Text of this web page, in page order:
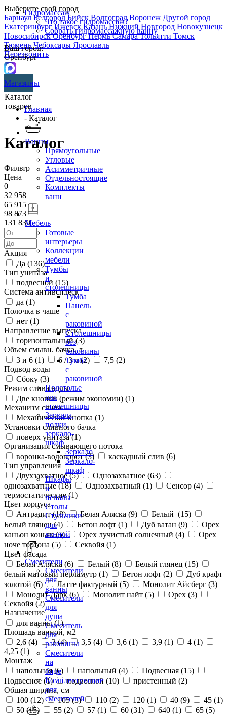
Выберите свой город
БарнаулБелгородБийск ВолгоградВоронеж Другой город
ЕкатеринбургИжевскКазаньНижний Новгород Новокузнецк
НовосибирскОренбургПермьСамараТольятти Томск
ТюменьЧебоксары Ярославль
Перезвонить
Гидромассаж
Что такое гидромассаж?
Собрать гидромассажную ванну
Ваш город:
Оренбург
Магазины
Каталог
товаров
Ванны
Прямоугольные
Угловые
Асимметричные
Отдельностоящие
Комплекты
ванн
Мебель
Готовые
интерьеры
Коллекции
мебели
Тумбы
и
столешницы
Тумба
Панель
с
раковиной
Столешницы
без
раковины
Тумба
с
раковиной
Подстолье
для
столешницы
Зеркала,
полки,
зеркало-
шкаф
Зеркало
Зеркало-
шкаф
Шкафы
и
пеналы
Столы
Стульчики
для
ванной
Смесители
Смесители
для
ванны
Смесители
для
душа
Смеситель
для
раковины
Смесители
на
биде
Комплектующие
для
смесителей
Главная
- Каталог
Каталог
Фильтр
Цена
0
32 958
65 915
98 873
131 830
Акция
Да (136)
Тип унитаза
подвесной (15)
Система антивсплеск
да (1)
Полочка в чаше
нет (1)
Направление выпуска
горизонтальный (3)
Объем смывн. бачка, л
3 и 6 (1) 6 / 3 л (2) 7,5 (2)
Подвод воды
Сбоку (3)
Режим слива воды
Две кнопки (режим экономии) (1)
Механизм слива
Механическая кнопка (1)
Установки сливного бачка
поверх унитаза (1)
Организация смывающего потока
воронка-водоворот (3) каскадный слив (6)
Тип управления
Двухзахватное (5) Однозахватное (63)
однозахватные (18) Однозахватный (1) Сенсор (4)
термостатические (1)
Цвет корпуса
Антрацит (18) Белая Аляска (9) Белый (15)
Белый глянец (4) Бетон лофт (1) Дуб ватан (9)
Орех
каньон коньяк (5) Орех лучистый солнечный (4)
Орех
ноче тортона (5) Секвойя (1)
Цвет фасада
Белая Аляска (6) Белый (8) Белый глянец (15)
белый матовый перламутр (1) Бетон лофт (2)
Дуб крафт
золотой (6) Латте фактурный (5) Монолит Айсберг (3)
Монолит Дарк (6) Монолит найт (5) Орех (3)
Секвойя (2)
Назначение
для ванны (1)
Площадь ванной, м2
2,6 (4) 3 (4) 3,5 (4) 3,6 (1) 3,9 (1) 4 (1)
4,25 (1)
Монтаж
напольная (6) напольный (4) Подвесная (15)
Подвесное (1) подвесной (10) пристенный (2)
Общая ширина, см
100 (12) 105 (3) 110 (2) 120 (1) 40 (9) 45 (1)
50 (15) 55 (2) 57 (1) 60 (31) 640 (1) 65 (5)